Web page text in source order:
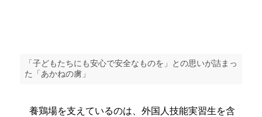
「子どもたちにも安心で安全なものを」との思いが詰まっ
た「あかねの虜」
養鶏場を支えているのは、外国人技能実習生を含